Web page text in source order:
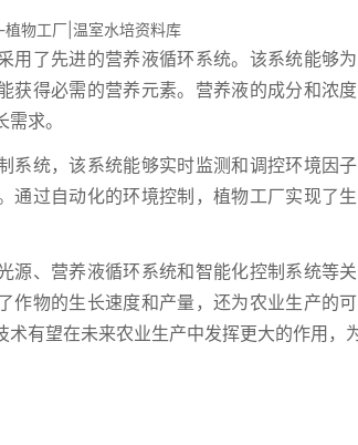
用了先进的营养液循环系统。该系统能够
获得必需的营养元素。营养液的成分和浓
求。
系统，该系统能够实时监测和调控环境因
通过自动化的环境控制，植物工厂实现了
源、营养液循环系统和智能化控制系统等
作物的生长速度和产量，还为农业生产的
有望在未来农业生产中发挥更大的作用，